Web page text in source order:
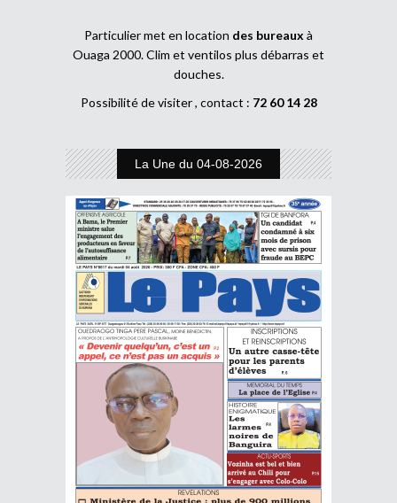
Particulier met en location des bureaux à
Ouaga 2000. Clim et ventilos plus débarras et
douches.
Possibilité de visiter , contact : 72 60 14 28
La Une du 04-08-2026